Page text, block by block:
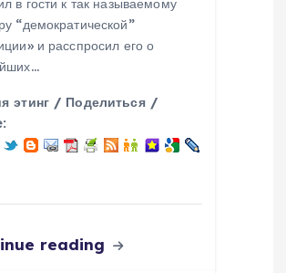
в гости к так называемому
“демократической”
и расспросил его о
этинг / Поделиться /
reading